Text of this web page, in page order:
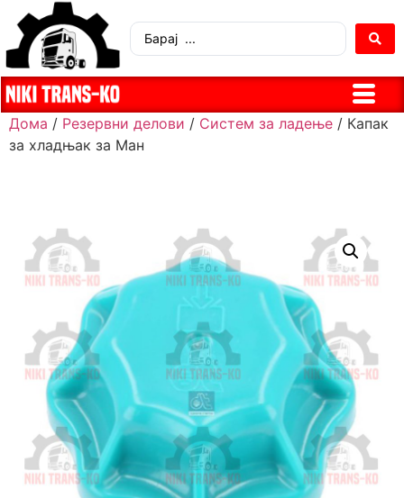
Дома / Резервни делови / Систем за ладење / Капак
за хладњак за Ман